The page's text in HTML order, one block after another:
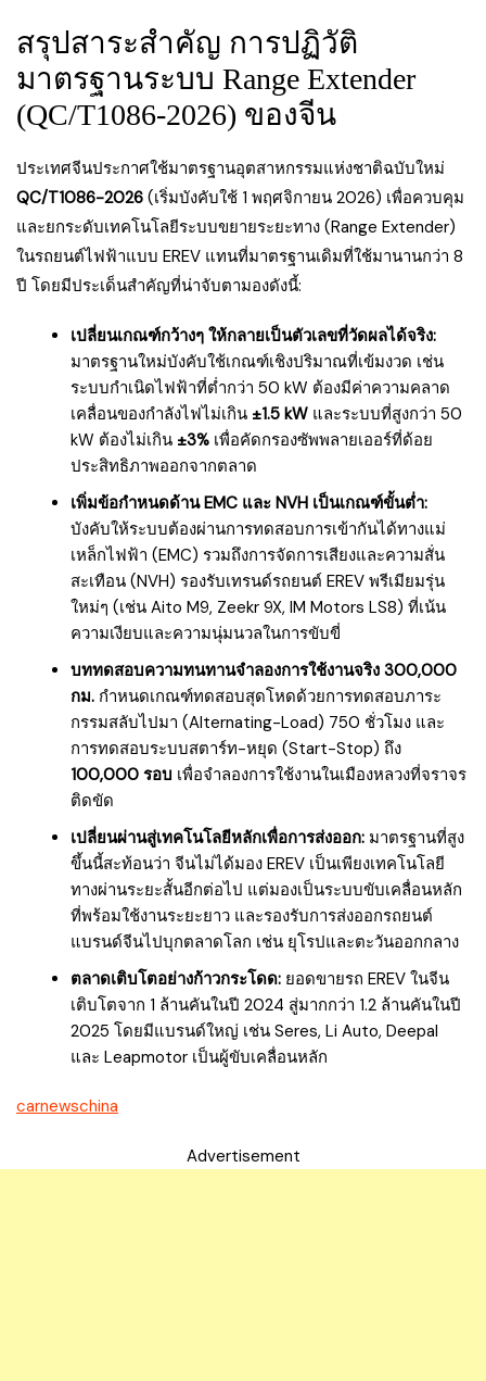
สรุปสาระสำคัญ การปฏิวัติ
มาตรฐานระบบ Range Extender
(QC/T1086-2026) ของจีน
ประเทศจีนประกาศใช้มาตรฐานอุตสาหกรรมแห่งชาติฉบับใหม่
QC/T1086-2026 (เริ่มบังคับใช้ 1 พฤศจิกายน 2026) เพื่อควบคุม
และยกระดับเทคโนโลยีระบบขยายระยะทาง (Range Extender)
ในรถยนต์ไฟฟ้าแบบ EREV แทนที่มาตรฐานเดิมที่ใช้มานานกว่า 8
ปี โดยมีประเด็นสำคัญที่น่าจับตามองดังนี้:
เปลี่ยนเกณฑ์กว้างๆ ให้กลายเป็นตัวเลขที่วัดผลได้จริง:
มาตรฐานใหม่บังคับใช้เกณฑ์เชิงปริมาณที่เข้มงวด เช่น
ระบบกำเนิดไฟฟ้าที่ต่ำกว่า 50 kW ต้องมีค่าความคลาด
เคลื่อนของกำลังไฟไม่เกิน ±1.5 kW และระบบที่สูงกว่า 50
kW ต้องไม่เกิน ±3% เพื่อคัดกรองซัพพลายเออร์ที่ด้อย
ประสิทธิภาพออกจากตลาด
เพิ่มข้อกำหนดด้าน EMC และ NVH เป็นเกณฑ์ขั้นต่ำ:
บังคับให้ระบบต้องผ่านการทดสอบการเข้ากันได้ทางแม่
เหล็กไฟฟ้า (EMC) รวมถึงการจัดการเสียงและความสั่น
สะเทือน (NVH) รองรับเทรนด์รถยนต์ EREV พรีเมียมรุ่น
ใหม่ๆ (เช่น Aito M9, Zeekr 9X, IM Motors LS8) ที่เน้น
ความเงียบและความนุ่มนวลในการขับขี่
บททดสอบความทนทานจำลองการใช้งานจริง 300,000
กม. กำหนดเกณฑ์ทดสอบสุดโหดด้วยการทดสอบภาระ
กรรมสลับไปมา (Alternating-Load) 750 ชั่วโมง และ
การทดสอบระบบสตาร์ท-หยุด (Start-Stop) ถึง
100,000 รอบ เพื่อจำลองการใช้งานในเมืองหลวงที่จราจร
ติดขัด
เปลี่ยนผ่านสู่เทคโนโลยีหลักเพื่อการส่งออก: มาตรฐานที่สูง
ขึ้นนี้สะท้อนว่า จีนไม่ได้มอง EREV เป็นเพียงเทคโนโลยี
ทางผ่านระยะสั้นอีกต่อไป แต่มองเป็นระบบขับเคลื่อนหลัก
ที่พร้อมใช้งานระยะยาว และรองรับการส่งออกรถยนต์
แบรนด์จีนไปบุกตลาดโลก เช่น ยุโรปและตะวันออกกลาง
ตลาดเติบโตอย่างก้าวกระโดด: ยอดขายรถ EREV ในจีน
เติบโตจาก 1 ล้านคันในปี 2024 สู่มากกว่า 1.2 ล้านคันในปี
2025 โดยมีแบรนด์ใหญ่ เช่น Seres, Li Auto, Deepal
และ Leapmotor เป็นผู้ขับเคลื่อนหลัก
carnewschina
Advertisement